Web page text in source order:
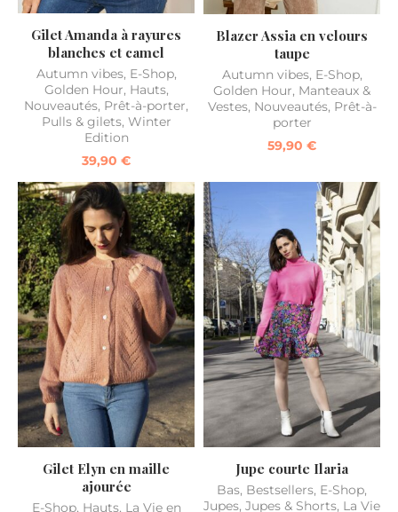
Gilet Amanda à rayures
blanches et camel
Autumn vibes, E-Shop,
Golden Hour, Hauts,
Nouveautés, Prêt-à-porter,
Pulls & gilets, Winter
Edition
39,90 €
Blazer Assia en velours
taupe
Autumn vibes, E-Shop,
Golden Hour, Manteaux &
Vestes, Nouveautés, Prêt-à-
porter
59,90 €
Gilet Elyn en maille
ajourée
E-Shop, Hauts, La Vie en
Jupe courte Ilaria
Bas, Bestsellers, E-Shop,
Jupes, Jupes & Shorts, La Vie